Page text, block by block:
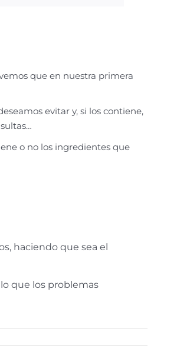
que en nuestra primera
evitar y, si los contiene,
o no los ingredientes que
haciendo que sea el
que los problemas